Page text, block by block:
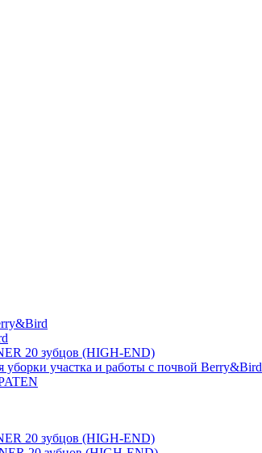
20 зубцов (HIGH-END)
уборки участка и работы с почвой Berry&Bird
20 зубцов (HIGH-END)